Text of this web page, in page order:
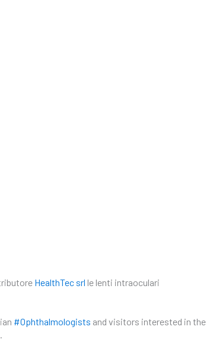
HealthTec srl le lenti intraoculari
#Ophthalmologists and visitors interested in the